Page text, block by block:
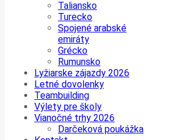
Taliansko
Turecko
Spojené arabské
emiráty
Grécko
Rumunsko
Lyžiarske zájazdy 2026
Letné dovolenky
Teambuilding
Výlety pre školy
Vianočné trhy 2026
Darčeková poukážka